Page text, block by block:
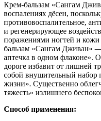
Крем-бальзам «Сангам
воспалениях дёсен,
противовоспалительное,
и регенерирующее
поражениями ногтей и
бальзам «Сангам Дживан»
аптечка в одном флаконе».
дороге избавит от лишней
собой внушительный набор
жизни». Существенно
тяжесть» излишнего
Способ применения: